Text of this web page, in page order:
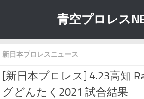
青空プロレス
新日本プロレスニュース
[新日本プロレス] 4.23高知
グどんたく2021 試合結果